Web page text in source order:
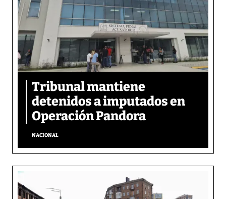
Tribunal mantiene
detenidos a imputados en
Operación Pandora
NACIONAL